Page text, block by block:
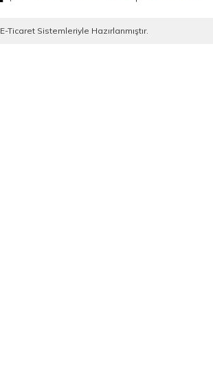
E-TicaretSistemleriyle Hazırlanmıştır.